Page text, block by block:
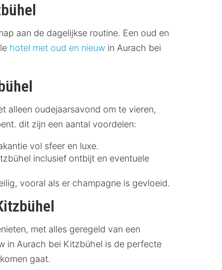
aan de dagelijkse routine. Een oud en
hotel met oud en nieuw in Aurach bei
alleen oudejaarsavond om te vieren,
dit zijn een aantal voordelen:
vol sfeer en luxe.
inclusief ontbijt en eventuele
vooral als er champagne is gevloeid.
met alles geregeld van een
in Aurach bei Kitzbühel is de perfecte
gaat.